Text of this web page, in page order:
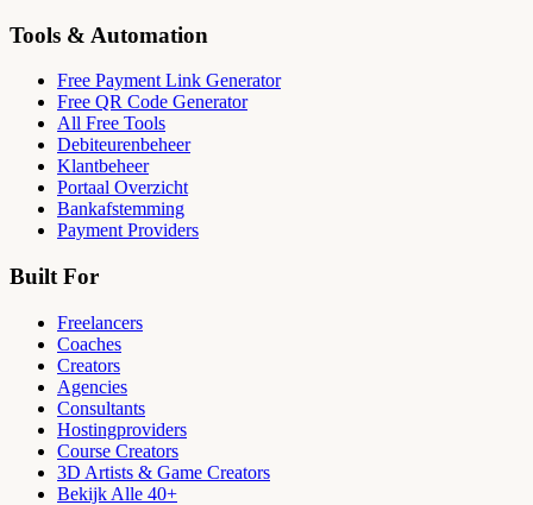
Tools & Automation
Free Payment Link Generator
Free QR Code Generator
All Free Tools
Debiteurenbeheer
Klantbeheer
Portaal Overzicht
Bankafstemming
Payment Providers
Built For
Freelancers
Coaches
Creators
Agencies
Consultants
Hostingproviders
Course Creators
3D Artists & Game Creators
Bekijk Alle 40+